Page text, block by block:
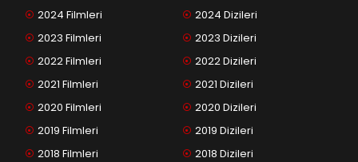
2024 Filmleri
2023 Filmleri
2022 Filmleri
2021 Filmleri
2020 Filmleri
2019 Filmleri
2018 Filmleri
2024 Dizileri
2023 Dizileri
2022 Dizileri
2021 Dizileri
2020 Dizileri
2019 Dizileri
2018 Dizileri